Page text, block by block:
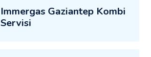
Immergas Gaziantep Kombi
Servisi